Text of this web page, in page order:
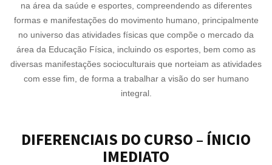
na área da saúde e esportes, compreendendo as diferentes
formas e manifestações do movimento humano, principalmente
no universo das atividades físicas que compõe o mercado da
área da Educação Física, incluindo os esportes, bem como as
diversas manifestações socioculturais que norteiam as atividades
com esse fim, de forma a trabalhar a visão do ser humano
integral.
DIFERENCIAIS DO CURSO – ÍNICIO
IMEDIATO